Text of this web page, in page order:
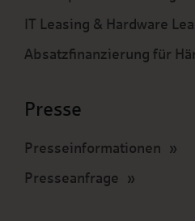
IT Leasing & Hardware
Absatzfinanzierung für
Presse
Presseinformationen
Presseanfrage